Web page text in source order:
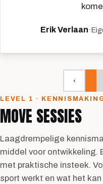
Erik Verlaan·
‹
LEVEL 1 ·
MOVE SESSIES
Laagdrempelige
middel voor ontwikkeling.
met praktische insteek.
sport werkt en wat het